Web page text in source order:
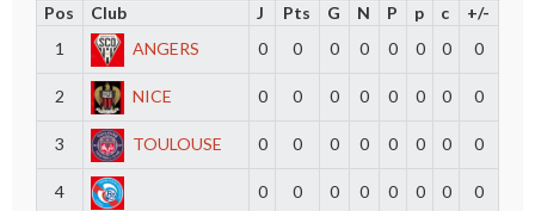
Pos Club J Pts G N P p c
+/-
1
ANGERS 0 0 0 0 0 0 0 0
2 NICE 0 0 0 0 0 0 0 0
3 TOULOUSE 0 0 0 0 0 0 0 0
4
0 0 0 0 0 0 0 0